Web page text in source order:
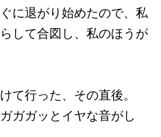
に退がり始めたので、私
して合図し、私のほうが
て行った、その直後。
ガガッとイヤな音がし